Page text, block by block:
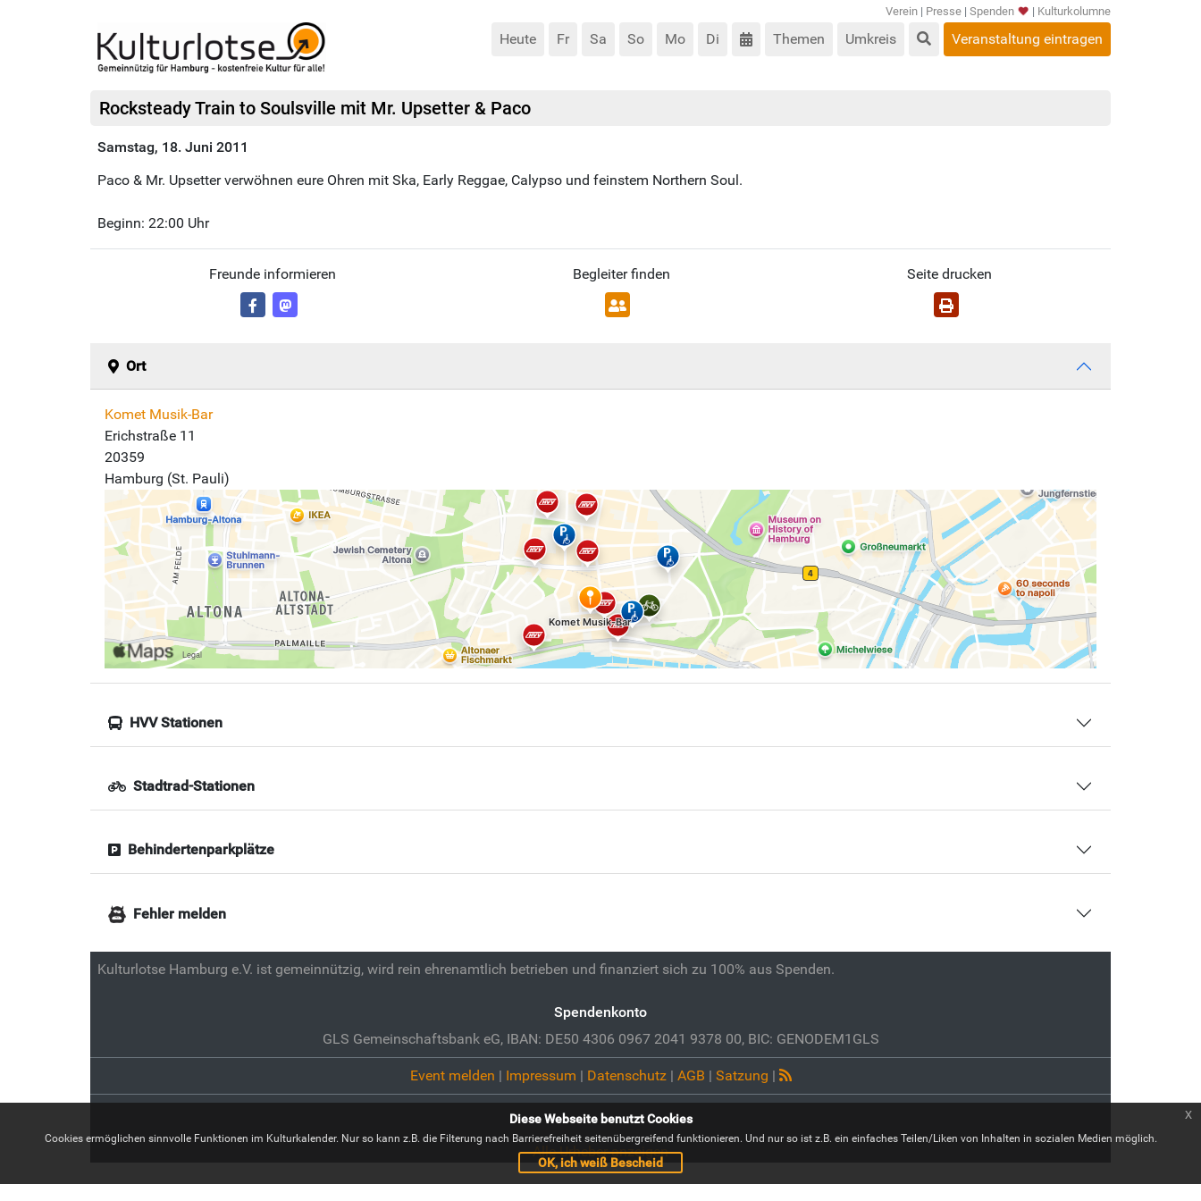
Verein | Presse | Spenden | Kulturkolumne
Heute Fr Sa So Mo Di Themen Umkreis Veranstaltung eintragen
Rocksteady Train to Soulsville mit Mr. Upsetter & Paco
Samstag, 18. Juni 2011
Paco & Mr. Upsetter verwöhnen eure Ohren mit Ska, Early Reggae, Calypso und feinstem Northern Soul.
Beginn: 22:00 Uhr
Freunde informieren Begleiter finden Seite drucken
Ort
Komet Musik-Bar
Erichstraße 11
20359
Hamburg (St. Pauli)
HVV Stationen
Stadtrad-Stationen
Behindertenparkplätze
Fehler melden
Kulturlotse Hamburg e.V. ist gemeinnützig, wird rein ehrenamtlich betrieben und finanziert sich zu 100% aus Spenden.
Spendenkonto
GLS Gemeinschaftsbank eG, IBAN: DE50 4306 0967 2041 9378 00, BIC: GENODEM1GLS
Event melden | Impressum | Datenschutz| AGB | Satzung |
Alle Urheber anzeigen
Diese Webseite benutzt Cookies
Cookies ermöglichen sinnvolle Funktionen im Kulturkalender. Nur so kann z.B. die Filterung nach Barrierefreiheit seitenübergreifend funktionieren. Und nur so ist z.B. ein einfaches Teilen/Liken von Inhalten in sozialen Medien möglich.
OK, ich weiß Bescheid
x